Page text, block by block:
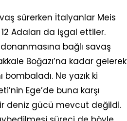
sürerken İtalyanlar Meis
Adaları da işgal ettiler.
bağlı savaş
Boğazı’na kadar gelerek
bombaladı. Ne yazık ki
Ege’de buna karşı
deniz gücü mevcut değildi.